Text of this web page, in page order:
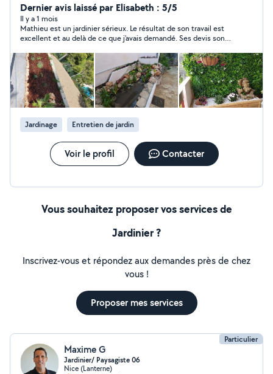
Dernier avis laissé par Elisabeth : 5/5
Il y a 1 mois
Mathieu est un jardinier sérieux. Le résultat de son travail est
excellent et au delà de ce que j'avais demandé. Ses devis sont
Mathieu.
Jardinage Entretien de jardin
Voir le profil Contacter
Vous souhaitez proposer vos services de
Jardinier ?
Inscrivez-vous et répondez aux demandes près de chez
vous !
Proposer mes services
Particulier
Maxime G
Jardinier/ Paysagiste 06
Nice (Lanterne)